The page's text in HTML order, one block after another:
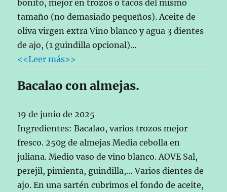
bonito, mejor en trozos o tacos del mismo
tamaño (no demasiado pequeños). Aceite de
oliva virgen extra Vino blanco y agua 3 dientes
de ajo, (1 guindilla opcional)…
<<Leer más>>
Bacalao con almejas.
19 de junio de 2025
Ingredientes: Bacalao, varios trozos mejor
fresco. 250g de almejas Media cebolla en
juliana. Medio vaso de vino blanco. AOVE Sal,
perejil, pimienta, guindilla,… Varios dientes de
ajo. En una sartén cubrimos el fondo de aceite,